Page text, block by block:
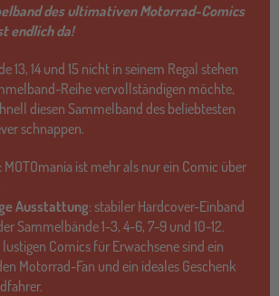
des ultimativen Motorrad-Comics
endlich da!
13, 14 und 15 nicht in seinem Regal stehen
Reihe vervollständigen möchte,
diesen Sammelband des beliebtesten
schnappen.
: MOTOmania ist mehr als nur ein Comic über
Ausstattung: stabiler Hardcover-Einband
Sammelbände 1-3, 4-6, 7-9 und 10-12.
lustigen Comics für Erwachsene sind ein
Motorrad-Fan und ein ideales Geschenk